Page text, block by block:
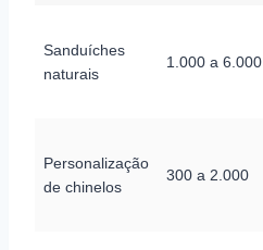
Sanduíches
naturais
1.000 a 6.000
Personalização
de chinelos
300 a 2.000